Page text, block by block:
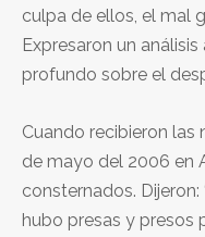
culpa de ellos, el mal
Expresaron un
profundo sobre el
Cuando recibieron las
de mayo del 2006 en
consternados. Dijeron:
hubo presas y presos